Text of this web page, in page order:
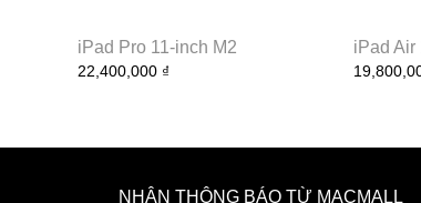
iPad Pro 11-inch M2
22,400,000 ₫
iPad Air
NHẬN THÔNG BÁO TỪ MACMALL